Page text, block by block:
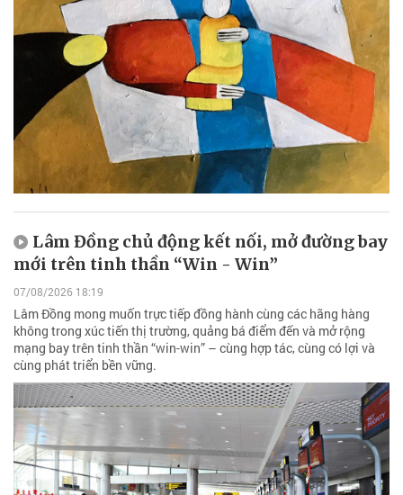
Lâm Đồng chủ động kết nối, mở đường bay
mới trên tinh thần “Win - Win”
07/08/2026 18:19
Lâm Đồng mong muốn trực tiếp đồng hành cùng các hãng hàng
không trong xúc tiến thị trường, quảng bá điểm đến và mở rộng
mạng bay trên tinh thần “win-win” – cùng hợp tác, cùng có lợi và
cùng phát triển bền vững.